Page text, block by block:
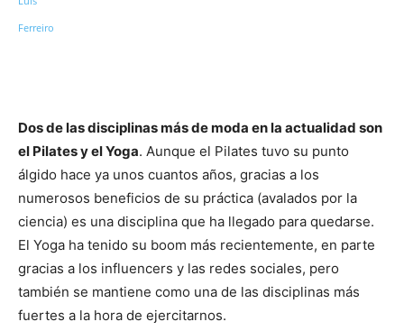
Dos de las disciplinas más de moda en la actualidad son
el Pilates y el Yoga. Aunque el Pilates tuvo su punto
álgido hace ya unos cuantos años, gracias a los
numerosos beneficios de su práctica (avalados por la
ciencia) es una disciplina que ha llegado para quedarse.
El Yoga ha tenido su boom más recientemente, en parte
gracias a los influencers y las redes sociales, pero
también se mantiene como una de las disciplinas más
fuertes a la hora de ejercitarnos.